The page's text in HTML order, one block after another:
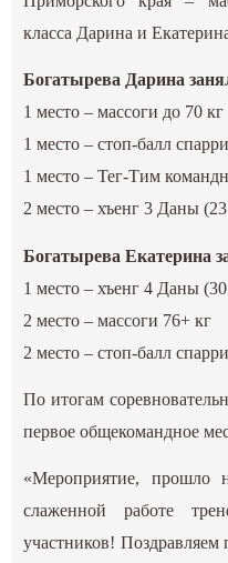
класса Дарина и
Богатырева Дарина
1 место – массоги до 70 кг
1 место – стоп-балл
1 место – Тег-Тим
2 место – хъенг 3 Даны
Богатырева Екатерина
1 место – хъенг 4 Даны
2 место – массоги 76+ кг
2 место – стоп-балл
По итогам
первое общекомандное
«Мероприятие, прошло
слаженной работе
участников!